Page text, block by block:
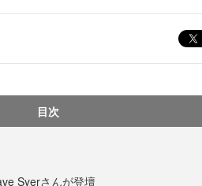
目次
Syerさんが登壇